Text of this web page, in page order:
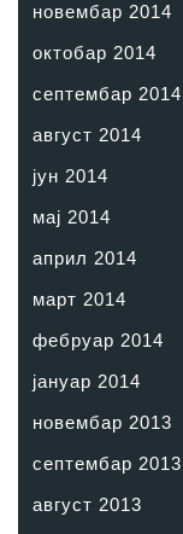
новембар 2014
октобар 2014
септембар 2014
август 2014
јун 2014
мај 2014
април 2014
март 2014
фебруар 2014
јануар 2014
новембар 2013
септембар 2013
август 2013